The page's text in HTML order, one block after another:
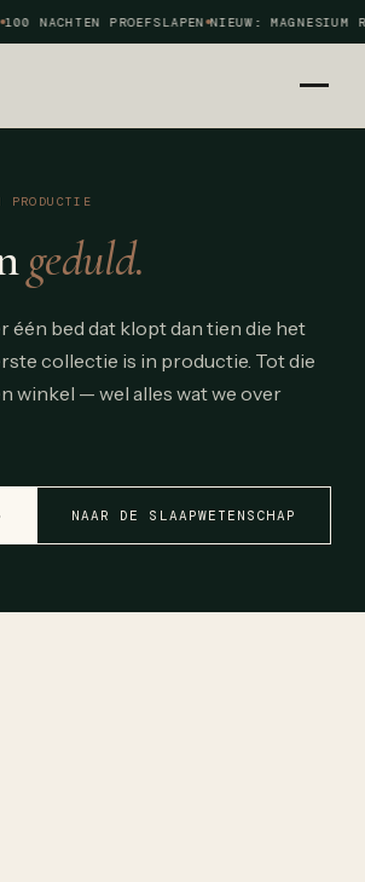
100 NACHTEN PROEFSLAPEN NIEUW: MAGNESIUM
geduld.
één bed dat klopt dan tien die het
collectie is in productie. Tot die
winkel — wel alles wat we over
NAAR DE SLAAPWETENSCHAP